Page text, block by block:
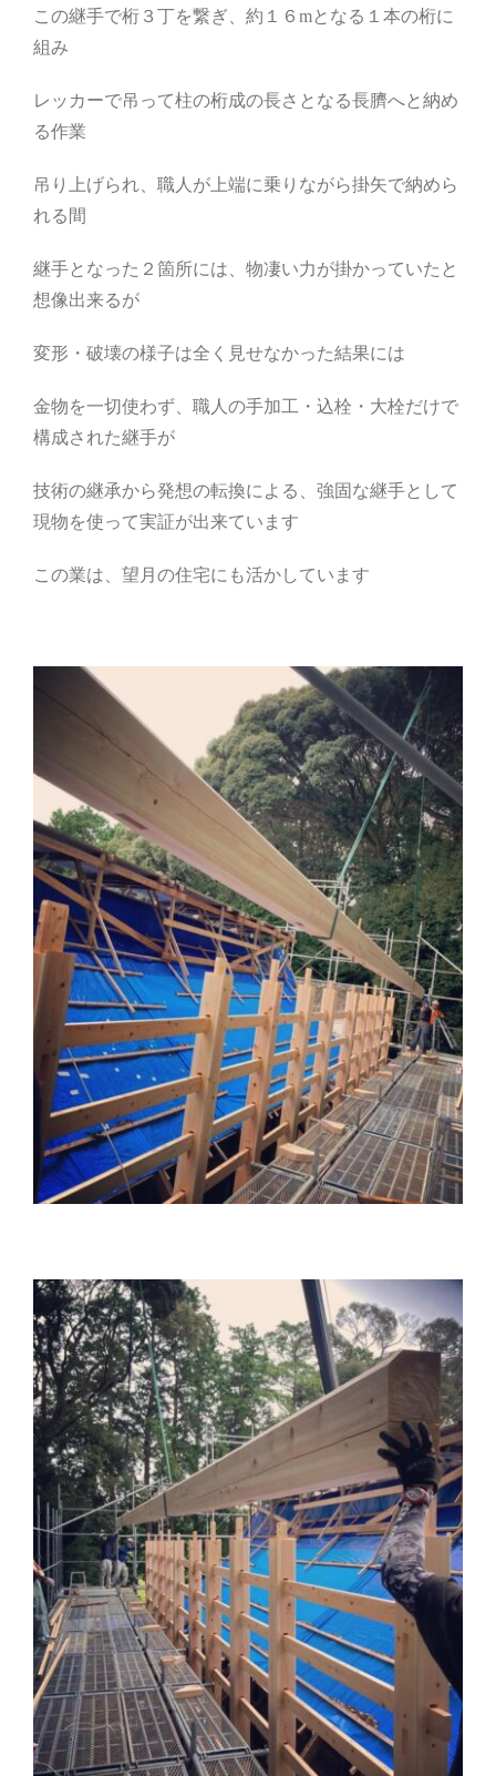
この継手で桁３丁を繋ぎ、約１６mとなる１本の桁に
組み
レッカーで吊って柱の桁成の長さとなる長臍へと納め
る作業
吊り上げられ、職人が上端に乗りながら掛矢で納めら
れる間
継手となった２箇所には、物凄い力が掛かっていたと
想像出来るが
変形・破壊の様子は全く見せなかった結果には
金物を一切使わず、職人の手加工・込栓・大栓だけで
構成された継手が
技術の継承から発想の転換による、強固な継手として
現物を使って実証が出来ています
この業は、望月の住宅にも活かしています